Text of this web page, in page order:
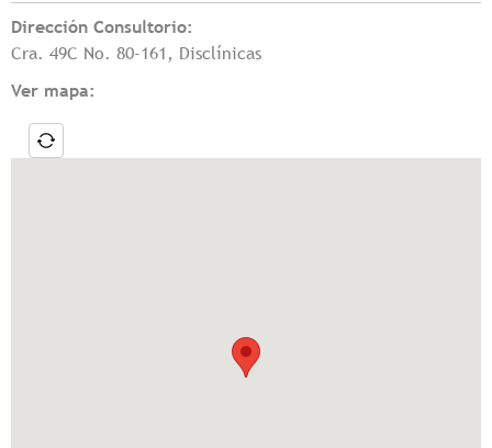
Dirección Consultorio:
Cra. 49C No. 80-161, Disclínicas
Ver mapa: